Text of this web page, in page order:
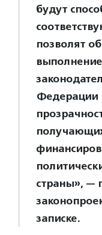
будут
позволят
Федерации
страны», —
записке.